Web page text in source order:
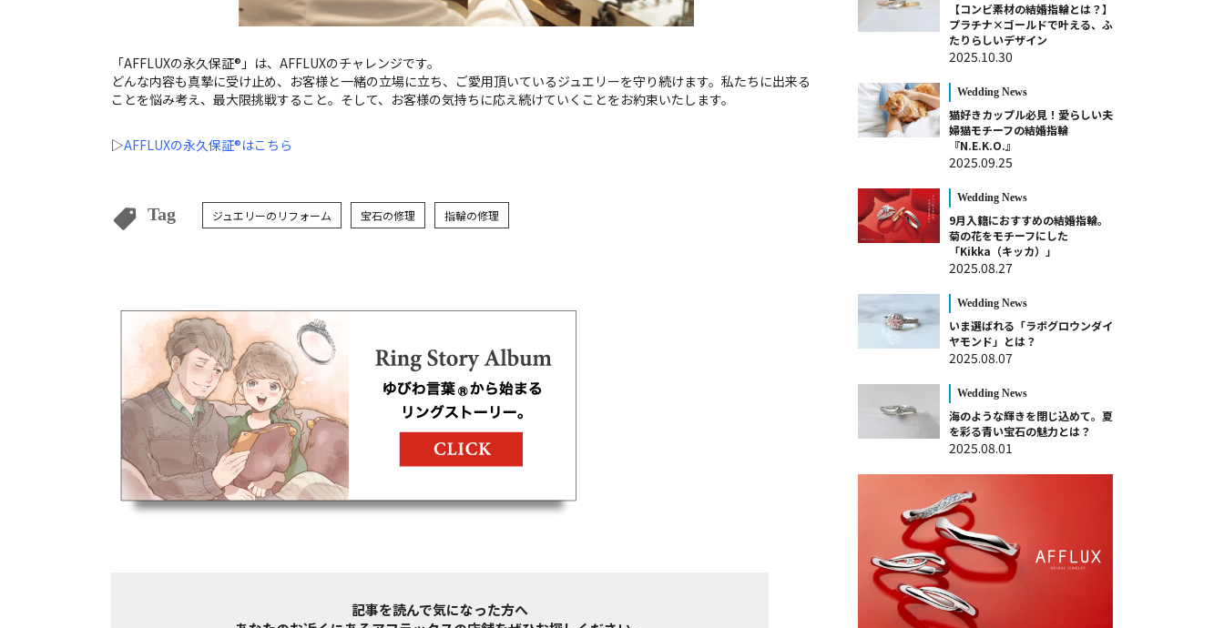
「AFFLUXの永久保証®」は、AFFLUXのチャレンジです。
どんな内容も真摯に受け止め、お客様と一緒の立場に立ち、ご愛用頂いているジュエリーを守り続けます。私たちに出来る
ことを悩み考え、最大限挑戦すること。そして、お客様の気持ちに応え続けていくことをお約束いたします。
▷AFFLUXの永久保証®はこちら
Tag ジュエリーのリフォーム 宝石の修理 指輪の修理
記事を読んで気になった方へ
【コンビ素材の結婚指輪とは？】
プラチナ×ゴールドで叶える、ふ
たりらしいデザイン
2025.10.30
Wedding News
猫好きカップル必見！愛らしい夫
婦猫モチーフの結婚指輪
『N.E.K.O.』
2025.09.25
Wedding News
9月入籍におすすめの結婚指輪。
菊の花をモチーフにした
「Kikka（キッカ）」
2025.08.27
Wedding News
いま選ばれる「ラボグロウンダイ
ヤモンド」とは？
2025.08.07
Wedding News
海のような輝きを閉じ込めて。夏
を彩る青い宝石の魅力とは？
2025.08.01